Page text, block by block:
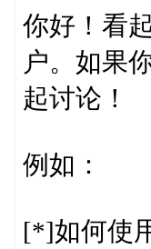
你好！看
户。如果
起讨论！
例如：
[*]如何使